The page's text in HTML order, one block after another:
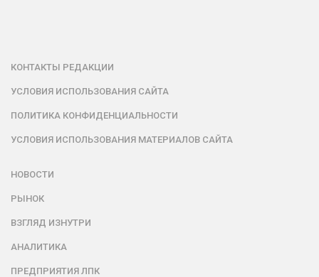
КОНТАКТЫ РЕДАКЦИИ
УСЛОВИЯ ИСПОЛЬЗОВАНИЯ САЙТА
ПОЛИТИКА КОНФИДЕНЦИАЛЬНОСТИ
УСЛОВИЯ ИСПОЛЬЗОВАНИЯ МАТЕРИАЛОВ САЙТА
НОВОСТИ
РЫНОК
ВЗГЛЯД ИЗНУТРИ
АНАЛИТИКА
ПРЕДПРИЯТИЯ ЛПК